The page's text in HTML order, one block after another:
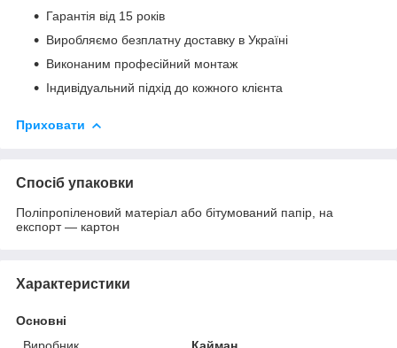
Гарантія від 15 років
Виробляємо безплатну доставку в Україні
Виконаним професійний монтаж
Індивідуальний підхід до кожного клієнта
Приховати
Спосіб упаковки
Поліпропіленовий матеріал або бітумований папір, на
експорт — картон
Характеристики
Основні
Виробник
Кайман